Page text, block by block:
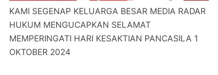
KAMI SEGENAP KELUARGA BESAR MEDIA RADAR
HUKUM MENGUCAPKAN SELAMAT
MEMPERINGATI HARI KESAKTIAN PANCASILA 1
OKTOBER 2024